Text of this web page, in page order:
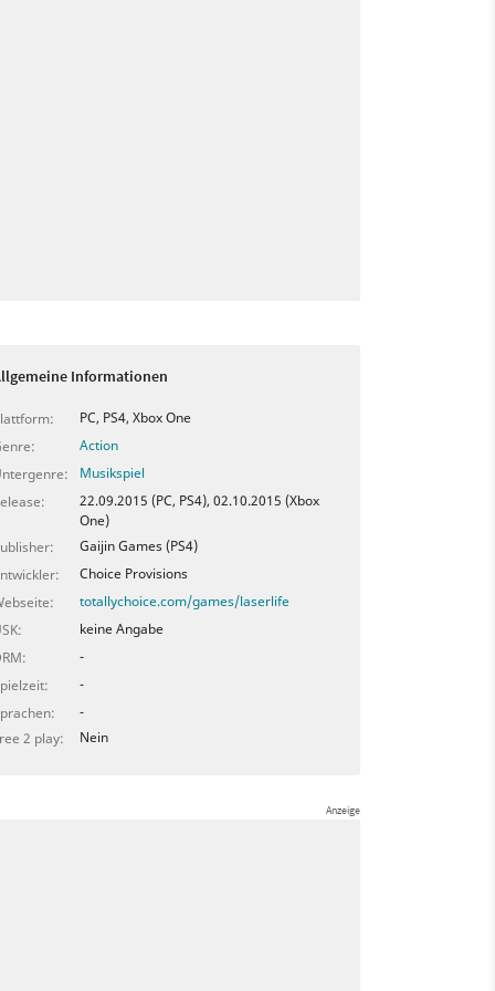
Informationen
PC, PS4, Xbox One
Action
Musikspiel
22.09.2015 (PC, PS4), 02.10.2015 (Xbox
One)
Gaijin Games (PS4)
Choice Provisions
totallychoice.com/games/laserlife
keine Angabe
-
-
-
2 play:
Nein